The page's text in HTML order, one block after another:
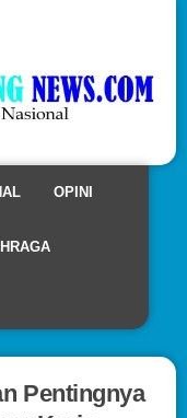
OPINI
Pentingnya